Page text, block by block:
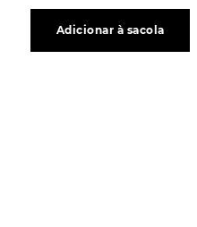
Adicionar à sacola